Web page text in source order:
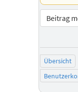
Beitrag
Übersicht